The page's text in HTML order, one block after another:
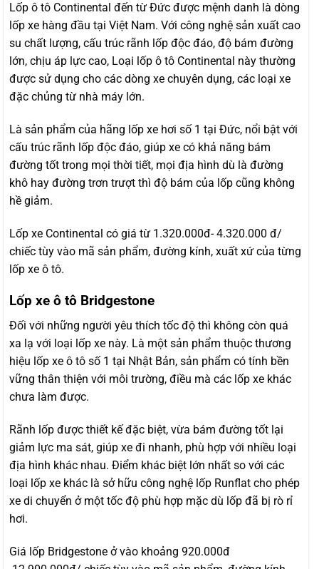
Lốp ô tô Continental đến từ Đức được mệnh danh là dòng
lốp xe hàng đầu tại Việt Nam. Với công nghệ sản xuất cao
su chất lượng, cấu trúc rãnh lốp độc đáo, độ bám đường
lớn, chịu áp lực cao, Loại lốp ô tô Continental này thường
được sử dụng cho các dòng xe chuyên dụng, các loại xe
đặc chủng từ nhà máy lớn.
Là sản phẩm của hãng lốp xe hơi số 1 tại Đức, nổi bật với
cấu trúc rãnh lốp độc đáo, giúp xe có khả năng bám
đường tốt trong mọi thời tiết, mọi địa hình dù là đường
khô hay đường trơn trượt thì độ bám của lốp cũng không
hề giảm.
Lốp xe Continental có giá từ 1.320.000đ- 4.320.000 đ/
chiếc tùy vào mã sản phẩm, đường kính, xuất xứ của từng
lốp xe ô tô.
Lốp xe ô tô Bridgestone
Đối với những người yêu thích tốc độ thì không còn quá
xa lạ với loại lốp xe này. Là một sản phẩm thuộc thương
hiệu lốp xe ô tô số 1 tại Nhật Bản, sản phẩm có tính bền
vững thân thiện với môi trường, điều mà các lốp xe khác
chưa làm được.
Rãnh lốp được thiết kế đặc biệt, vừa bám đường tốt lại
giảm lực ma sát, giúp xe đi nhanh, phù hợp với nhiều loại
địa hình khác nhau. Điểm khác biệt lớn nhất so với các
loại lốp xe khác là sở hữu công nghệ lốp Runflat cho phép
xe di chuyển ở một tốc độ phù hợp mặc dù lốp đã bị rò rỉ
hơi.
Giá lốp Bridgestone ở vào khoảng 920.000đ